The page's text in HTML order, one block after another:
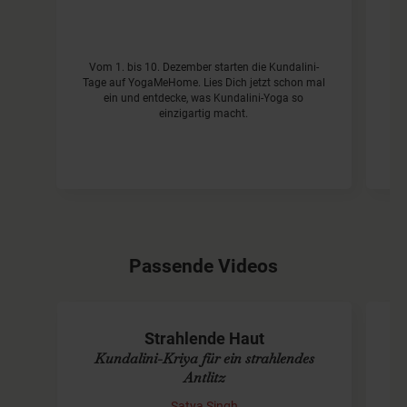
Vom 1. bis 10. Dezember starten die Kundalini-
Tage auf YogaMeHome. Lies Dich jetzt schon mal
ein und entdecke, was Kundalini-Yoga so
einzigartig macht.
Passende Videos
Strahlende Haut
Kundalini-Kriya für ein strahlendes
Antlitz